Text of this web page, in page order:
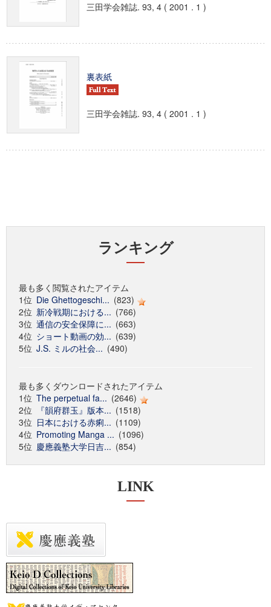
三田学会雑誌. 93, 4 ( 2001 . 1 )
裏表紙
三田学会雑誌. 93, 4 ( 2001 . 1 )
ランキング
最も多く閲覧されたアイテム
1位 Die Ghettogeschi... (823)
2位 新冷戦期における... (766)
3位 通信の安全保障に... (663)
4位 ショート動画の効... (639)
5位 J.S. ミルの社会... (490)
最も多くダウンロードされたアイテム
1位 The perpetual fa... (2646)
2位
『韻府群玉』版本... (1518)
3位 日本における赤痢... (1109)
4位 Promoting Manga ... (1096)
5位 慶應義塾大学日吉... (854)
LINK